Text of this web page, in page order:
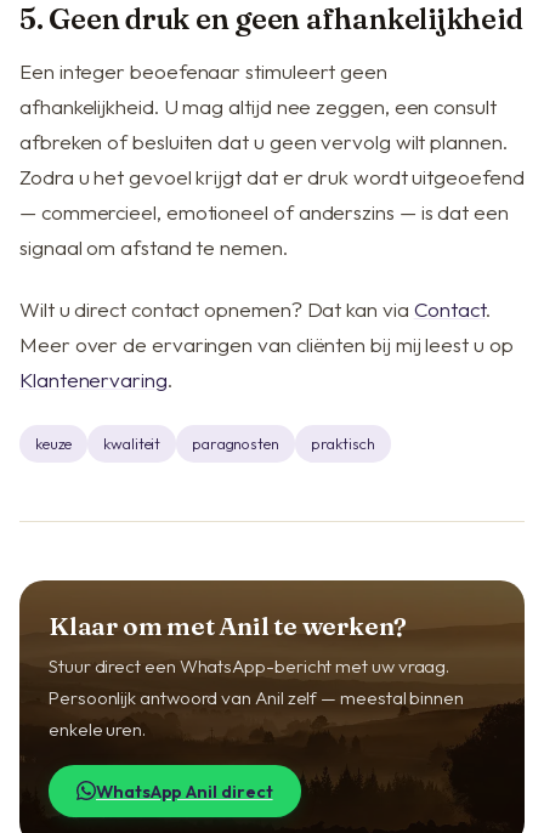
5. Geen druk en geen afhankelijkheid
Een integer beoefenaar stimuleert geen
afhankelijkheid. U mag altijd nee zeggen, een consult
afbreken of besluiten dat u geen vervolg wilt plannen.
Zodra u het gevoel krijgt dat er druk wordt uitgeoefend
— commercieel, emotioneel of anderszins — is dat een
signaal om afstand te nemen.
Wilt u direct contact opnemen? Dat kan via Contact.
Meer over de ervaringen van cliënten bij mij leest u op
Klantenervaring.
keuze kwaliteit paragnosten praktisch
Klaar om met Anil te werken?
Stuur direct een WhatsApp-bericht met uw vraag.
Persoonlijk antwoord van Anil zelf — meestal binnen
enkele uren.
WhatsApp Anil direct